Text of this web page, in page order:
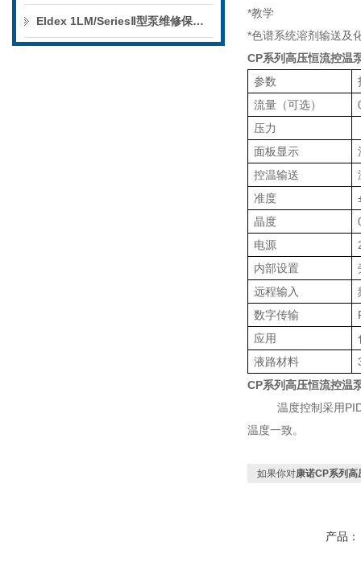
Eldex 1LM/SeriesⅡ型泵维修保养服务
*教学
*色谱系统溶剂输送及
CP系列高压恒流控温
参数
流量（可选）
压力
面板显示
控温输送
准度
晶度
电源
内部设置
远程输入
数字传输
应用
液路材料
CP系列高压恒流控温
温度控制采用
温度一致。
如果你对康诺CP系列高
产品：